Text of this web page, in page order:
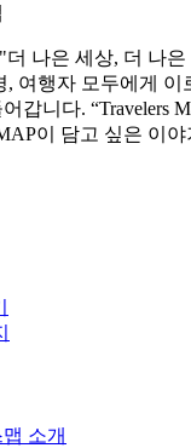
더 나은 세상, 더 나
, 여행자 모두에게 이
갑니다. “Travelers
이 담고 싶은 이
소개